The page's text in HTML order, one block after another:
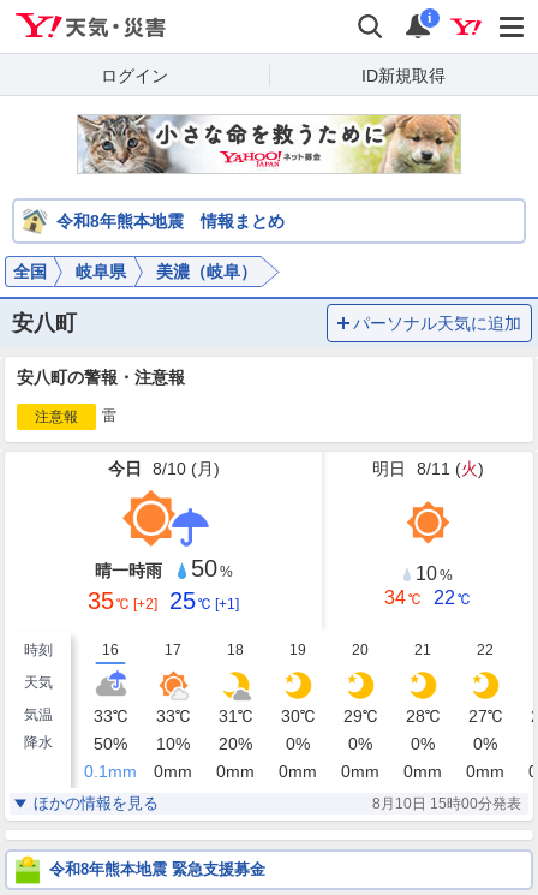
検索 通知
i
ログイン ID新規取得
令和8年熊本地震 情報まとめ
全国 岐阜県 美濃（岐阜）
安八町 パーソナル天気に追加
安八町の警報・注意報
注意報 雷
今日 8/10 (月)
晴一時雨 50%
35℃ [+2] 25℃ [+1]
明日 8/11 (火)
10%
34℃ 22 ℃
時刻 16 17 18 19 20 21
22
天気
気温
33℃ 33℃ 31℃ 30℃ 29℃ 28℃ 27℃
降水 50% 10% 20% 0% 0% 0% 0%
0.1 mm 0mm 0mm 0mm 0mm 0mm 0mm 0
湿度 56 % % 66 % 68%
風
西
7m/s
西北西
6m/s
西北西
6m/s
西北西
5m/s
西北西
4m/s
西北西
3m/s
西北西
3m/s
ほかの情報を見る 8月10日 15時00分発表
令和8年熊本地震 緊急支援募金